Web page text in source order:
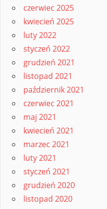
czerwiec 2025
kwiecień 2025
luty 2022
styczeń 2022
grudzień 2021
listopad 2021
październik 2021
czerwiec 2021
maj 2021
kwiecień 2021
marzec 2021
luty 2021
styczeń 2021
grudzień 2020
listopad 2020